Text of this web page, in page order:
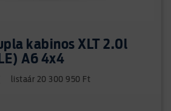
kabinos XLT 2.0l
A6 4x4
listaár 20 300 950 Ft